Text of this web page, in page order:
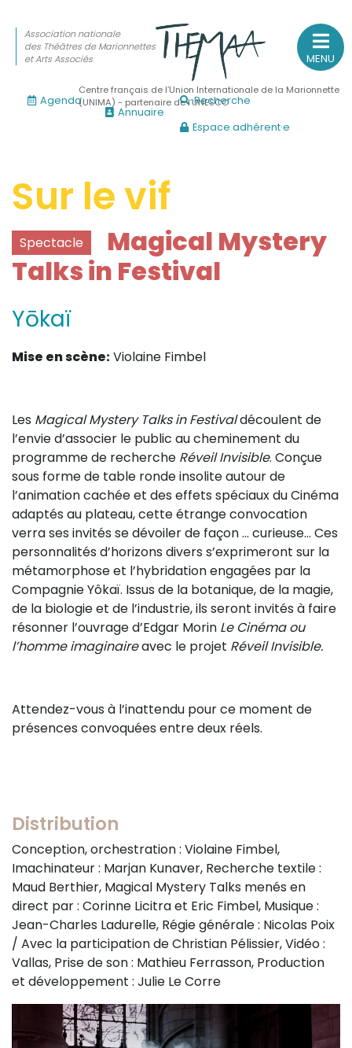
Sur le feu
(Actualités, annonces, vie professionnelle)
Sur le vif
Sur le fond
Sur l’étagère
(Documents, études, publications)
MENU
Association nationale
des Théâtres de Marionnettes
et Arts Associés
Centre français de l’Union Internationale de la Marionnette
(UNIMA) - partenaire de l’UNESCO
Agenda
Annuaire
Recherche
Espace adhérent·e
Sur le vif
Spectacle
Magical Mystery
Talks in Festival
Yōkaï
Mise en scène:Violaine Fimbel
Les Magical Mystery Talks in Festivaldécoulent de
l’envie d’associer le public au cheminement du
programme de recherche Réveil Invisible. Conçue
sous forme de table ronde insolite autour de
l’animation cachée et des effets spéciaux du Cinéma
adaptés au plateau, cette étrange convocation
verra ses invités se dévoiler de façon ... curieuse... Ces
personnalités d’horizons divers s’exprimeront sur la
métamorphose et l’hybridation engagées par la
Compagnie Yôkaï. Issus de la botanique, de la magie,
de la biologie et de l’industrie, ils seront invités à faire
résonner l’ouvrage d’Edgar Morin Le Cinéma ou
l’homme imaginaireavec le projet Réveil Invisible.
Attendez-vous à l’inattendu pour ce moment de
présences convoquées entre deux réels.
Distribution
Conception, orchestration : Violaine Fimbel,
Imachinateur : Marjan Kunaver, Recherche textile :
Maud Berthier, Magical Mystery Talks menés en
direct par : Corinne Licitra et Eric Fimbel, Musique :
Jean-Charles Ladurelle, Régie générale : Nicolas Poix
/ Avec la participation de Christian Pélissier, Vidéo :
Vallas, Prise de son : Mathieu Ferrasson, Production
et développement : Julie Le Corre